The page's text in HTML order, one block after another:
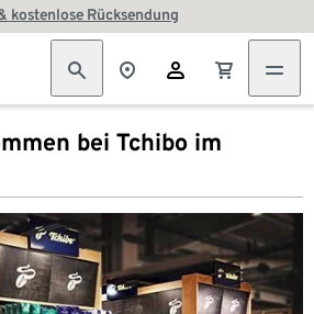
kostenlose Rücksendung
bei Tchibo im